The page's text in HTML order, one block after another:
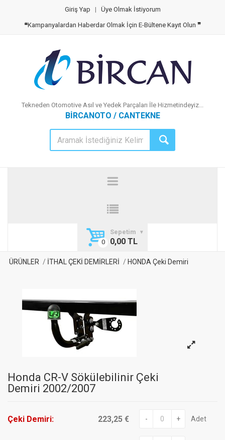
Giriş Yap | Üye Olmak İstiyorum
❝Kampanyalardan Haberdar Olmak İçin E-Bültene Kayıt Olun ❞
Tekneden Otomotive Asıl ve Yedek Parçaları İle Hizmetindeyiz...
BİRCANOTO / CANTEKNE
Sepetim
0,00 TL
ÜRÜNLER İTHAL ÇEKİ DEMİRLERİ HONDA Çeki Demiri
Honda CR-V Sökülebilinir Çeki
Demiri 2002/2007
Çeki Demiri: 223,25 € - + Adet